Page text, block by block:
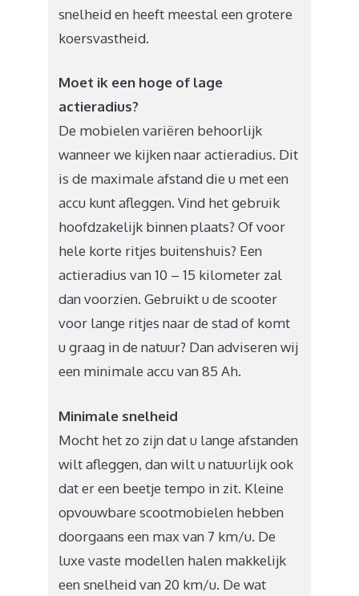
snelheid en heeft meestal een grotere
koersvastheid.
Moet ik een hoge of lage
actieradius?
De mobielen variëren behoorlijk
wanneer we kijken naar actieradius. Dit
is de maximale afstand die u met een
accu kunt afleggen. Vind het gebruik
hoofdzakelijk binnen plaats? Of voor
hele korte ritjes buitenshuis? Een
actieradius van 10 – 15 kilometer zal
dan voorzien. Gebruikt u de scooter
voor lange ritjes naar de stad of komt
u graag in de natuur? Dan adviseren wij
een minimale accu van 85 Ah.
Minimale snelheid
Mocht het zo zijn dat u lange afstanden
wilt afleggen, dan wilt u natuurlijk ook
dat er een beetje tempo in zit. Kleine
opvouwbare scootmobielen hebben
doorgaans een max van 7 km/u. De
luxe vaste modellen halen makkelijk
een snelheid van 20 km/u. De wat